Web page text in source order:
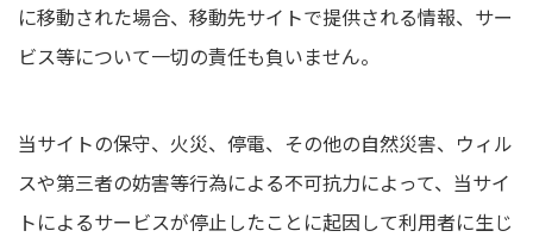
に移動された場合、移動先サイトで提供される情報、サー
ビス等について一切の責任も負いません。
当サイトの保守、火災、停電、その他の自然災害、ウィル
スや第三者の妨害等行為による不可抗力によって、当サイ
トによるサービスが停止したことに起因して利用者に生じ